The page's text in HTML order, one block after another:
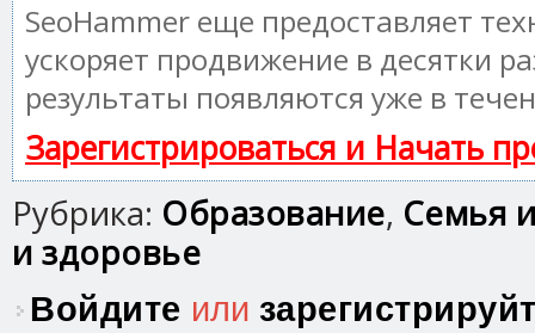
SeoHammer еще предоставляет
ускоряет продвижение в десятки
результаты появляются уже в
Зарегистрироваться и Начать
Рубрика: Образование, Семья
и здоровье
Войдите или